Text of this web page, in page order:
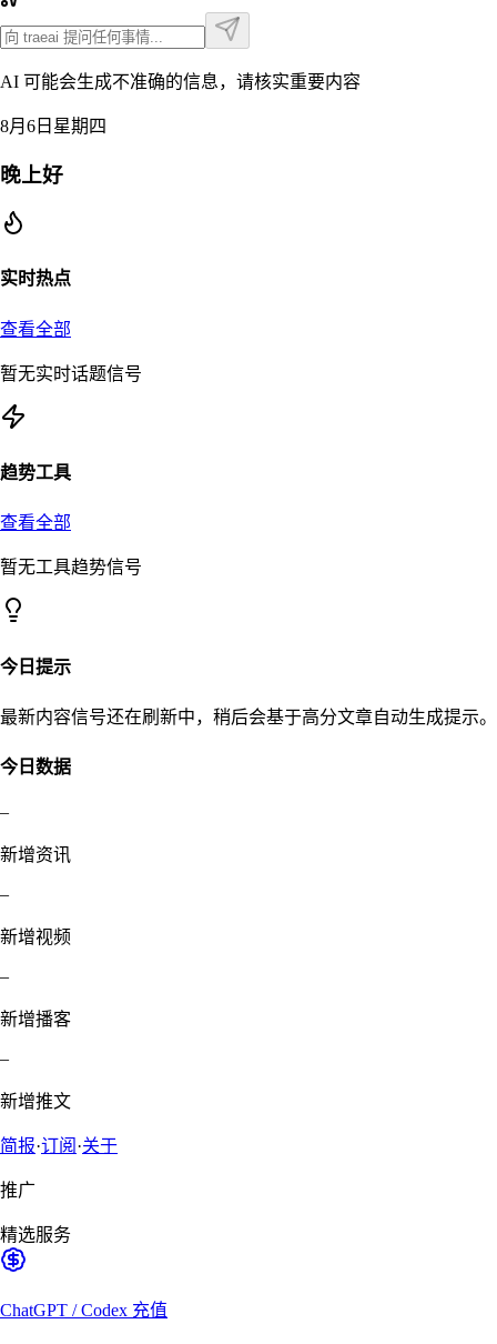
AI 可能会生成不准确的信息，请核实重要内容
8月6日星期四
晚上好
实时热点
查看全部
暂无实时话题信号
趋势工具
查看全部
暂无工具趋势信号
今日提示
最新内容信号还在刷新中，稍后会基于高分文章自动生成提示。
今日数据
–
新增资讯
–
新增视频
–
新增播客
–
新增推文
简报·订阅 ·关于
推广
精选服务
ChatGPT / Codex 充值